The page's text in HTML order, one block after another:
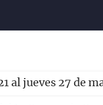
al jueves 27 de